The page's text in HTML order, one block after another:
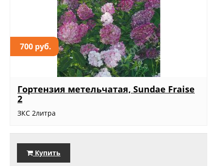
700 руб.
Гортензия метельчатая, Sundae Fraise
2
ЗКС 2литра
Купить